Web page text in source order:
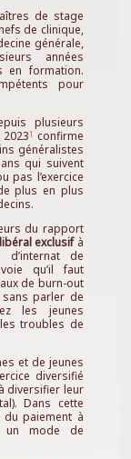
de stage
de clinique,
générale,
années
en formation.
pour
plusieurs
20231 confirme
généralistes
qui suivent
pas l’exercice
plus en plus
du rapport
exclusif à
de
qu’il faut
de burn-out
parler de
les jeunes
troubles de
et de jeunes
diversifié
diversifier leur
Dans cette
paiement à
un mode de